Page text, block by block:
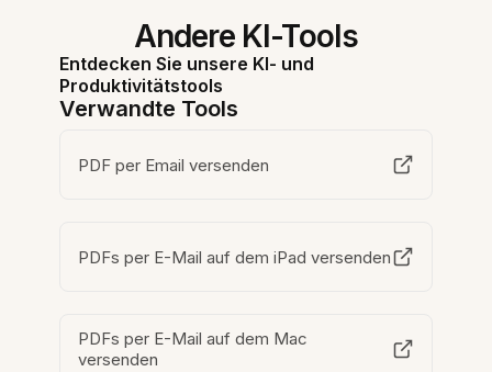
Andere KI-Tools
Entdecken Sie unsere KI- und
Produktivitätstools
Verwandte Tools
PDF per Email versenden
PDFs per E-Mail auf dem iPad versenden
PDFs per E-Mail auf dem Mac
versenden